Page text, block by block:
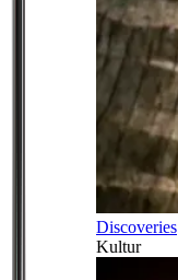
Discoveries
Kultur